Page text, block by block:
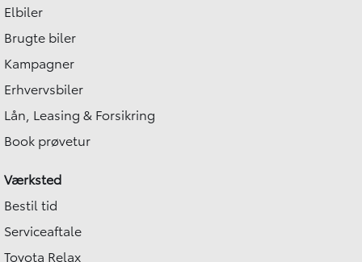
Elbiler
Brugte biler
Kampagner
Erhvervsbiler
Lån, Leasing & Forsikring
Book prøvetur
Værksted
Bestil tid
Serviceaftale
Toyota Relax